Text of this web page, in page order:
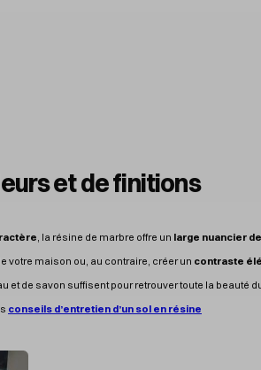
et de finitions
, la résine de marbre offre un large nuancier
votre maison ou, au contraire, créer un contraste
et de savon suffisent pour retrouver toute la beauté
conseils d’entretien d’un sol en résine